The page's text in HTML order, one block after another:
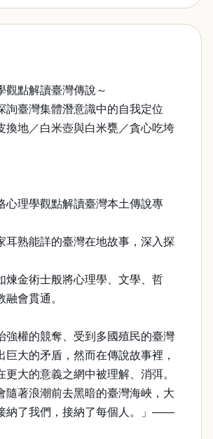
觀點解讀臺灣傳說～
臺灣集體潛意識中的自我定位
地／白米壺與白米甕／貪心吃垮
理學觀點解讀臺灣本土傳說專
熟能詳的臺灣在地故事，深入探
金術士般將心理學、文學、哲
會貫通。
強權的競奪、受到多國殖民的臺灣
巨大的矛盾，然而在傳說故事裡，
更大的意義之網中被理解、消弭。
隨著浪潮前去黑暗的臺灣海峽，大
納了我們，接納了每個人。」——